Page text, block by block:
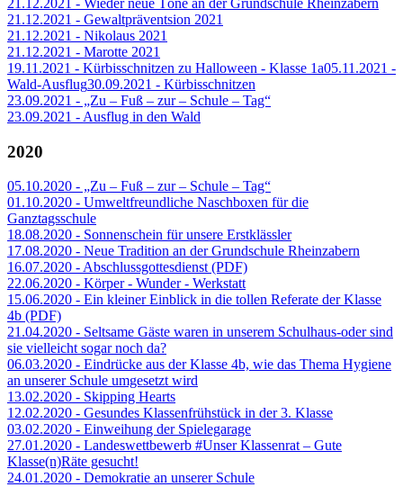
21.12.2021 - Gewaltpräventsion 2021
21.12.2021 - Nikolaus 2021
21.12.2021 - Marotte 2021
19.11.2021 - Kürbisschnitzen zu Halloween - Klasse 1a05.11.2021 -
Wald-Ausflug30.09.2021 - Kürbisschnitzen
23.09.2021 - „Zu – Fuß – zur – Schule – Tag“
23.09.2021 - Ausflug in den Wald
2020
05.10.2020 - „Zu – Fuß – zur – Schule – Tag“
01.10.2020 - Umweltfreundliche Naschboxen für die
Ganztagsschule
18.08.2020 - Sonnenschein für unsere Erstklässler
17.08.2020 - Neue Tradition an der Grundschule Rheinzabern
16.07.2020 - Abschlussgottesdienst (PDF)
22.06.2020 - Körper - Wunder - Werkstatt
15.06.2020 - Ein kleiner Einblick in die tollen Referate der Klasse
4b (PDF)
21.04.2020 - Seltsame Gäste waren in unserem Schulhaus-oder sind
sie vielleicht sogar noch da?
06.03.2020 - Eindrücke aus der Klasse 4b, wie das Thema Hygiene
an unserer Schule umgesetzt wird
13.02.2020 - Skipping Hearts
12.02.2020 - Gesundes Klassenfrühstück in der 3. Klasse
03.02.2020 - Einweihung der Spielegarage
27.01.2020 - Landeswettbewerb #Unser Klassenrat – Gute
Klasse(n)Räte gesucht!
24.01.2020 - Demokratie an unserer Schule